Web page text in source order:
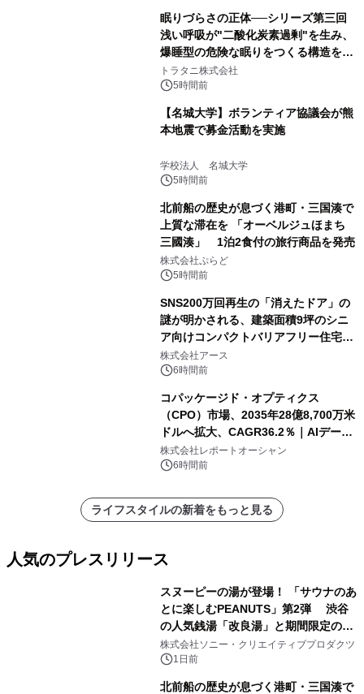
眠りづらさの正体──シリーズ第三回
浅い呼吸が"二酸化炭素過剰"を生み、
爆睡型の危険な眠りをつくる構造を解
説
トラタニ株式会社
5時間前
【名城大学】ボランティア協議会が熊
本地震で募金活動を実施
学校法人 名城大学
5時間前
北前船の歴史が息づく港町・三国湊で
上質な滞在を 「オーベルジュほまち
三國湊」 1泊2食付の旅行商品を発売
株式会社ぷらど
5時間前
SNS200万回再生の「消えたドア」の
謎が明かされる、建築面積9坪のシニ
ア向けコンパクトバリアフリー住宅が
誕生
株式会社アース
6時間前
コパッケージド・オプティクス
（CPO）市場、2035年28億8,700万米
ドルへ拡大、CAGR36.2％｜AIデータ
センター・高速光通信需要が成長を加
速
株式会社レポートオーシャン
6時間前
ライフスタイルの新着をもっと見る
人気のプレスリリース
スヌーピーの湯が登場！ 「サウナのあ
とに楽しむPEANUTS」第2弾 渋谷
の人気銭湯「改良湯」と期間限定のコ
ラボレーション サウナイキタイコラ
ボグッズも発売決定！
株式会社ソニー・クリエイティブプロダクツ
1日前
北前船の歴史が息づく港町・三国湊で